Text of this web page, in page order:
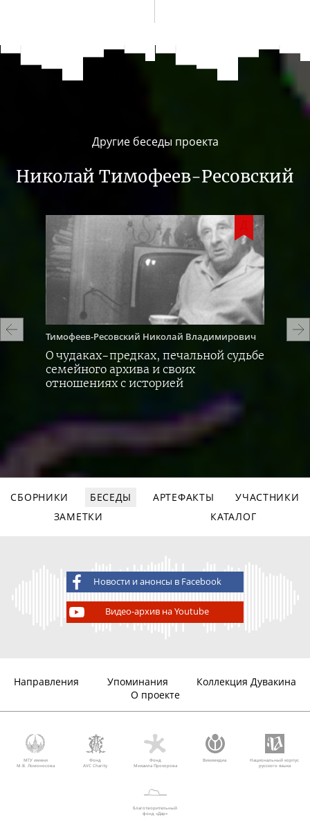
Другие беседы проекта
Николай Тимофеев-Ресовский
Тимофеев-Ресовский Николай Владимирович
О чудаках-предках, печальной судьбе
семейного архива и своих
отношениях с историей
СБОРНИКИ БЕСЕДЫ АРТЕФАКТЫ
УЧАСТНИКИ
ЗАМЕТКИ
КАТАЛОГ
Новости и анонсы в Facebook
Видео-архив на Youtube
Направления Упоминания
Коллекция Дувакина
О проекте
МГУ имени
М.В. Ломоносова
Фонд
AVC Charity
Фонд
Михаила Прохорова
Викимедиа
Национальный корпус
русского языка
Благотворительный
фонд «Дар»